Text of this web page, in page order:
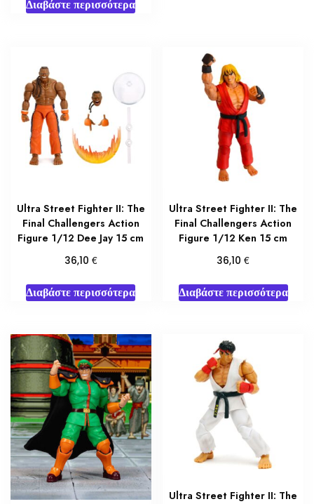
Διαβάστε περισσότερα
Ultra Street Fighter II: The
Final Challengers Action
Figure 1/12 Dee Jay 15 cm
36,10 €
Διαβάστε περισσότερα
Ultra Street Fighter II: The
Final Challengers Action
Figure 1/12 Ken 15 cm
36,10€
Διαβάστε περισσότερα
Ultra Street Fighter II: The